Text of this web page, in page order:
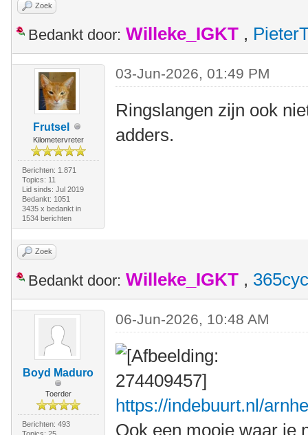
Zoek
Bedankt door: Willeke_IGKT ,
Frutsel
Kilometervreter
Berichten: 1.871
Topics: 11
Lid sinds: Jul 2019
Bedankt: 1051
3435 x bedankt in
1534 berichten
03-Jun-2026, 01:49 PM
Ringslangen zijn ook
adders.
Zoek
Bedankt door: Willeke_IGKT ,
Boyd Maduro
Toerder
Berichten: 493
06-Jun-2026, 10:48 AM
https://indebuurt.nl/
Ook een mooie waar je